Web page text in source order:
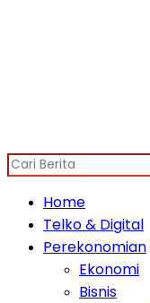
Home
Telko & Digital
Perekonomian
Ekonomi
Bisnis